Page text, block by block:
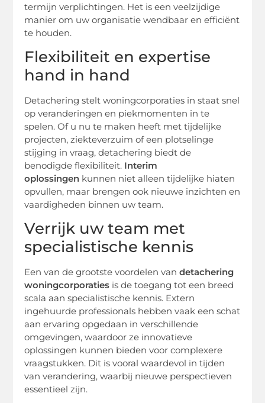
termijn verplichtingen. Het is een veelzijdige
manier om uw organisatie wendbaar en efficiënt
te houden.
Flexibiliteit en expertise
hand in hand
Detachering stelt woningcorporaties in staat snel
op veranderingen en piekmomenten in te
spelen. Of u nu te maken heeft met tijdelijke
projecten, ziekteverzuim of een plotselinge
stijging in vraag, detachering biedt de
benodigde flexibiliteit. Interim
oplossingen kunnen niet alleen tijdelijke hiaten
opvullen, maar brengen ook nieuwe inzichten en
vaardigheden binnen uw team.
Verrijk uw team met
specialistische kennis
Een van de grootste voordelen vandetachering
woningcorporaties is de toegang tot een breed
scala aan specialistische kennis. Extern
ingehuurde professionals hebben vaak een schat
aan ervaring opgedaan in verschillende
omgevingen, waardoor ze innovatieve
oplossingen kunnen bieden voor complexere
vraagstukken. Dit is vooral waardevol in tijden
van verandering, waarbij nieuwe perspectieven
essentieel zijn.